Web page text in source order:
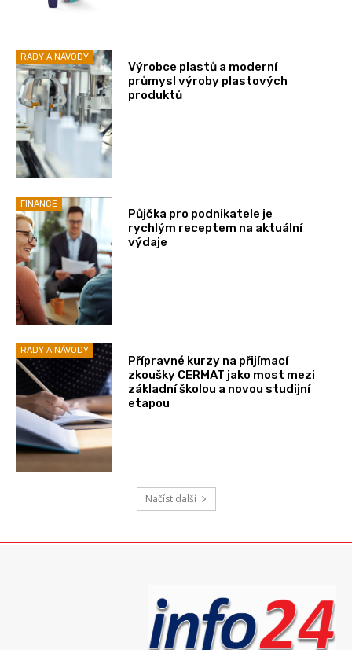
RADY A NÁVODY
Výrobce plastů a moderní
průmysl výroby plastových
produktů
FINANCE
Půjčka pro podnikatele je
rychlým receptem na aktuální
výdaje
RADY A NÁVODY
Přípravné kurzy na přijímací
zkoušky CERMAT jako most mezi
základní školou a novou studijní
etapou
Načíst další